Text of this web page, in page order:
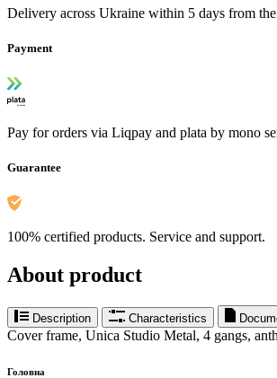
Delivery across Ukraine within 5 days from the
Payment
Pay for orders via Liqpay and plata by mono
Guarantee
100% certified products. Service and support.
About product
Description Characteristics
Cover frame, Unica Studio Metal, 4 gangs,
Головна